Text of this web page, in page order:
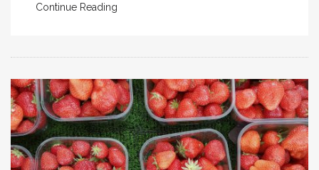
Continue Reading